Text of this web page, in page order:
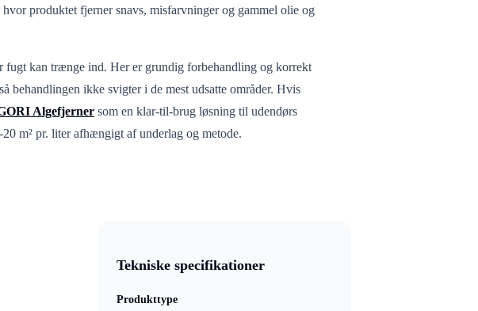
produktet fjerner snavs, misfarvninger og gammel olie og
fugt kan trænge ind. Her er grundig forbehandling og korrekt
behandlingen ikke svigter i de mest udsatte områder. Hvis
Algefjerner som en klar-til-brug løsning til udendørs
m² pr. liter afhængigt af underlag og metode.
Tekniske specifikationer
Produkttype